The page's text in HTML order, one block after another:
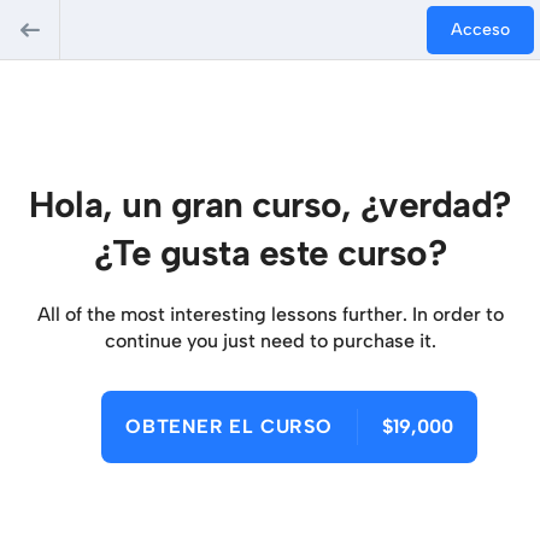
Acceso
Hola, un gran curso, ¿verdad?
¿Te gusta este curso?
All of the most interesting lessons further. In order to
continue you just need to purchase it.
OBTENER EL CURSO $19,000